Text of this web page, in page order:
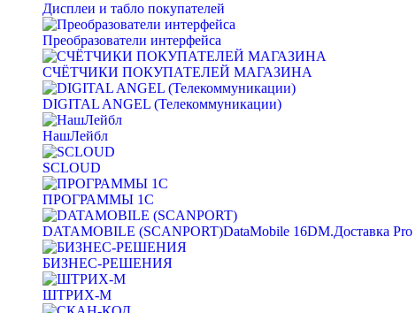
Дисплеи и табло покупателей
Преобразователи интерфейса
СЧЁТЧИКИ ПОКУПАТЕЛЕЙ МАГАЗИНА
DIGITAL ANGEL (Телекоммуникации)
НашЛейбл
SCLOUD
ПРОГРАММЫ 1С
DATAMOBILE (SCANPORT)DataMobile 16DM.Доставка Pro
БИЗНЕС-РЕШЕНИЯ
ШТРИХ-М